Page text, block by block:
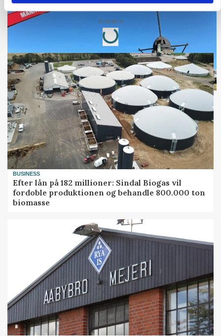
Annonce
Loading...
BUSINESS
Efter lån på 182 millioner: Sindal Biogas vil
fordoble produktionen og behandle 800.000 ton
biomasse